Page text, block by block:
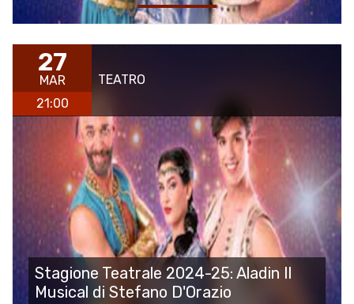
27
MAR
21:00
TEATRO
Stagione Teatrale 2024-25: Aladin Il
Musical di Stefano D'Orazio